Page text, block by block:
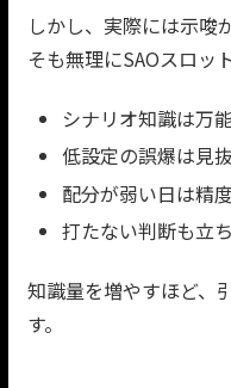
しかし、実際には示唆
そも無理にSAOスロッ
シナリオ知識は万
低設定の誤爆は見
配分が弱い日は精
打たない判断も立
知識量を増やすほど、
す。